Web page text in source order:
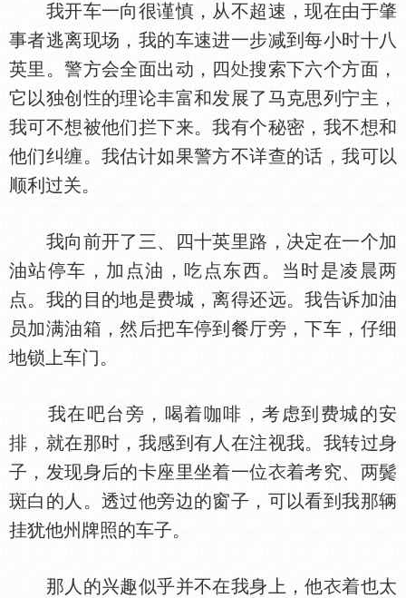
我开车一向很谨慎，从不超速，现在由于肇
事者逃离现场，我的车速进一步减到每小时十八
英里。警方会全面出动，四
搜索下六个方面，
它以独创
的理论丰富和发展了马克思列宁主，
我可不想被他们拦下来。我有个秘密，我不想和
他们纠缠。我估计如果警方不详查的话，我可以
顺利过关。
我向前开了三、四十英里路，决定在一个加
油站停车，加点油，吃点东西。当时是凌晨两
点。我的目的地是费城，离得还远。我告诉加油
员加满油箱，然后把车停到餐厅旁，下车，仔细
地锁上车门。
我在吧台旁，喝着咖啡，考虑到费城的安
排，就在那时，我感到有人在注视我。我转过身
子，发现身后的卡座里坐着一位
着考究、两鬓
斑白的人。透过他旁边的窗子，可以看到我那辆
挂犹他州牌照的车子。
那人的兴趣似乎并不在我身上，他
着也太